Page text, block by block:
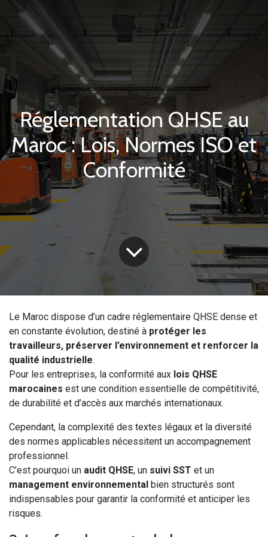
Réglementation QHSE au
Maroc : Lois, Normes ISO et
Conformité
Le Maroc dispose d’un cadre réglementaire QHSE dense et
en constante évolution, destiné à protéger les
travailleurs, préserver l’environnement et renforcer la
qualité industrielle.
Pour les entreprises, la conformité aux lois QHSE
marocaines est une condition essentielle de compétitivité,
de durabilité et d’accès aux marchés internationaux.
Cependant, la complexité des textes légaux et la diversité
des normes applicables nécessitent un accompagnement
professionnel.
C’est pourquoi un audit QHSE, un suivi SST et un
management environnemental bien structurés sont
indispensables pour garantir la conformité et anticiper les
risques.